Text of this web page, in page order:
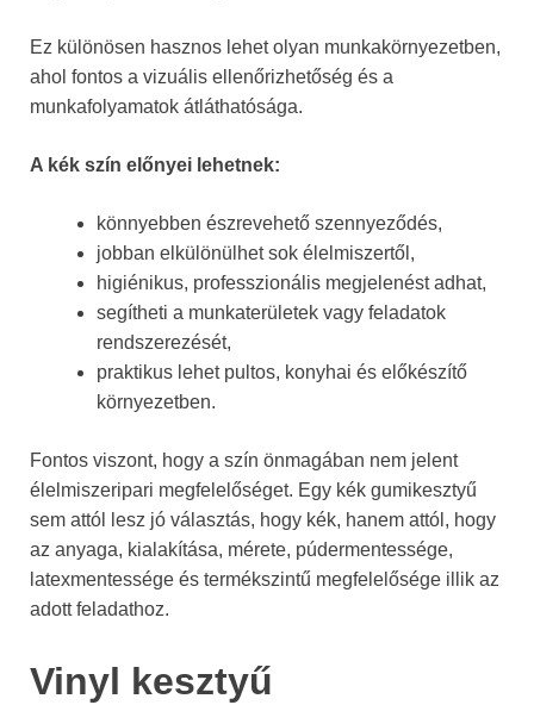
Ez különösen hasznos lehet olyan munkakörnyezetben,
ahol fontos a vizuális ellenőrizhetőség és a
munkafolyamatok átláthatósága.
A kék szín előnyei lehetnek:
könnyebben észrevehető szennyeződés,
jobban elkülönülhet sok élelmiszertől,
higiénikus, professzionális megjelenést adhat,
segítheti a munkaterületek vagy feladatok
rendszerezését,
praktikus lehet pultos, konyhai és előkészítő
környezetben.
Fontos viszont, hogy a szín önmagában nem jelent
élelmiszeripari megfelelőséget. Egy kék gumikesztyű
sem attól lesz jó választás, hogy kék, hanem attól, hogy
az anyaga, kialakítása, mérete, púdermentessége,
latexmentessége és termékszintű megfelelősége illik az
adott feladathoz.
Vinyl kesztyű